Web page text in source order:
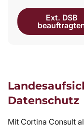
Ext. DSB
Datenschutz
Mit Cortina Consult